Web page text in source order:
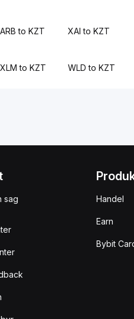
ARB to KZT XAI to KZT
XLM to KZT WLD to KZT
sag
Handel
Earn
Bybit